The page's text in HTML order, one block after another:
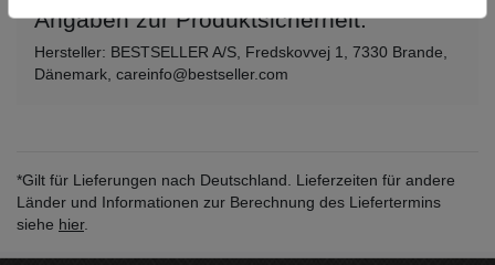
Angaben zur Produktsicherheit:
Hersteller: BESTSELLER A/S, Fredskovvej 1, 7330 Brande,
Dänemark, careinfo@bestseller.com
*Gilt für Lieferungen nach Deutschland. Lieferzeiten für andere
Länder und Informationen zur Berechnung des Liefertermins
siehe hier.